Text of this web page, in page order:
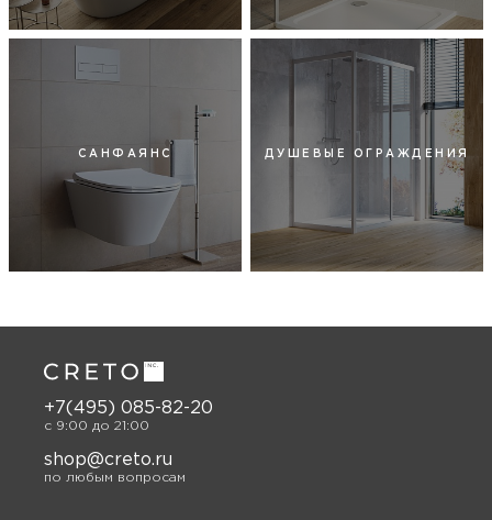
САНФАЯНС ДУШЕВЫЕ ОГРАЖДЕНИЯ
+7(495) 085-82-20
c 9:00 до 21:00
shop@creto.ru
по любым вопросам